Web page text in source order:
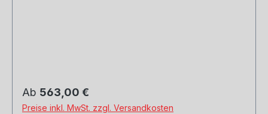
Regulärer Preis:
Ab 563,00 €
Preise inkl. MwSt. zzgl. Versandkosten